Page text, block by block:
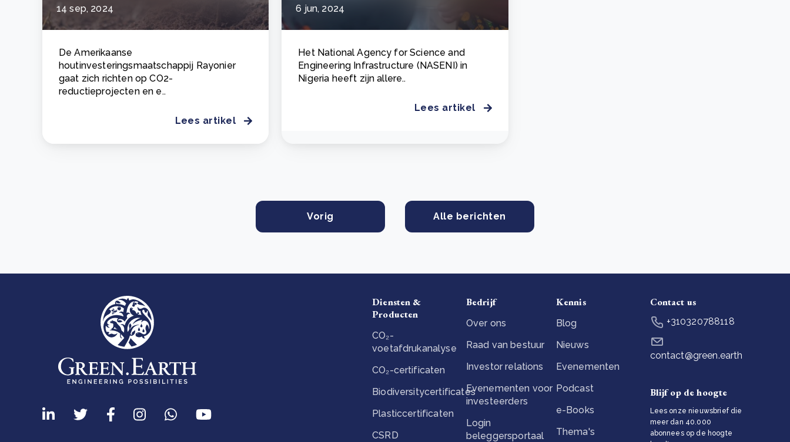
14 sep, 2024
De Amerikaanse
houtinvesteringsmaatschappij Rayonier
gaat zich richten op CO2-
reductieprojecten en e..
Lees artikel
6 jun, 2024
Het National Agency for Science and
Engineering Infrastructure (NASENI) in
Nigeria heeft zijn allere..
Lees artikel
Vorig Alle berichten
Diensten &
Producten
CO₂-
voetafdrukanalyse
CO₂-certificaten
Biodiversitycertificates
Plasticcertificaten
CSRD
Bedrijf
Over ons
Raad van bestuur
Investor relations
Evenementen voor
investeerders
Login
beleggersportaal
Kennis
Blog
Nieuws
Evenementen
Podcast
e-Books
Thema's
Contact us
+310320788118
contact@green.earth
Blijf op de hoogte
Lees onze nieuwsbrief die
meer dan 40.000
abonnees op de hoogte